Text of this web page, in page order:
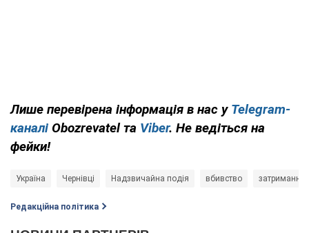
Лише перевірена інформація в нас у Telegram-
каналі Obozrevatel та Viber. Не ведіться на
фейки!
Україна Чернівці Надзвичайна подія вбивство затримання
Редакційна політика